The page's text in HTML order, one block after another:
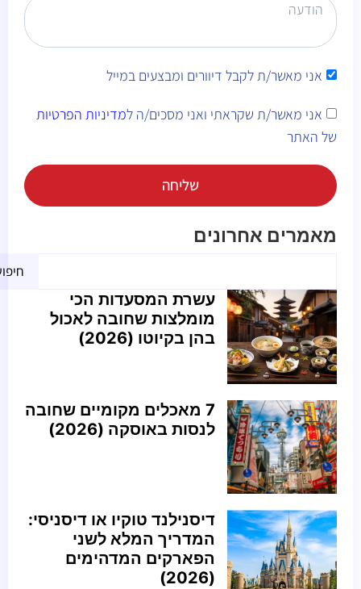
אני מאשר/ת לקבל דיוורים ומבצעים במייל
אני מאשר/ת שקראתי ואני מסכים/ה למדיניות הפרטיות
של האתר
שליחה
מאמרים אחרונים
עשרת המסעדות הכי
מומלצות שחובה לאכול
בהן בקיוטו (2026)
7 מאכלים מקומיים שחובה
לנסות באוסקה (2026)
דיסנילנד טוקיו או דיסניסי:
המדריך המלא לשני
הפארקים המדהימים
(2026)